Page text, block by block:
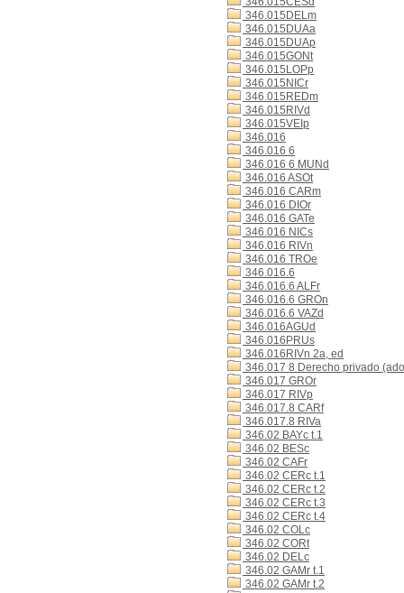
346.015DELm
346.015DUAa
346.015DUAp
346.015GONt
346.015LOPp
346.015NICr
346.015REDm
346.015RIVd
346.015VEIp
346.016
346.016 6
346.016 6 MUNd
346.016 ASOt
346.016 CARm
346.016 DIOr
346.016 GATe
346.016 NICs
346.016 RIVn
346.016 TROe
346.016.6
346.016.6 ALFr
346.016.6 GROn
346.016.6 VAZd
346.016AGUd
346.016PRUs
346.016RIVn 2a, ed
346.017 8 Derecho privado
346.017 GROr
346.017 RIVp
346.017.8 CARf
346.017.8 RIVa
346.02 BAYc t.1
346.02 BESc
346.02 CAFr
346.02 CERc t.1
346.02 CERc t.2
346.02 CERc t.3
346.02 CERc t.4
346.02 COLc
346.02 CORt
346.02 DELc
346.02 GAMr t.1
346.02 GAMr t.2